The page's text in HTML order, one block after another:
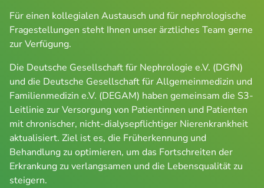
Für einen kollegialen Austausch und für nephrologische
Fragestellungen steht Ihnen unser ärztliches Team gerne
zur Verfügung.
Die Deutsche Gesellschaft für Nephrologie e.V. (DGfN)
und die Deutsche Gesellschaft für Allgemeinmedizin und
Familienmedizin e.V. (DEGAM) haben gemeinsam die S3-
Leitlinie zur Versorgung von Patientinnen und Patienten
mit chronischer, nicht-dialysepflichtiger Nierenkrankheit
aktualisiert. Ziel ist es, die Früherkennung und
Behandlung zu optimieren, um das Fortschreiten der
Erkrankung zu verlangsamen und die Lebensqualität zu
steigern.